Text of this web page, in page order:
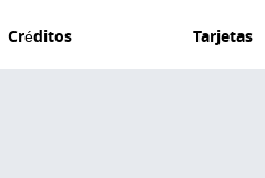
Créditos Tarjetas